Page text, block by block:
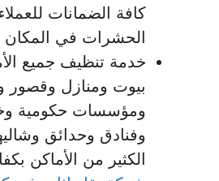
كافة الضمانات
الحشرات في
خدمة تنظيف جميع
بيوت ومنازل
ومؤسسات حكومية
وفنادق وحدائق
الكثير من الأماكن